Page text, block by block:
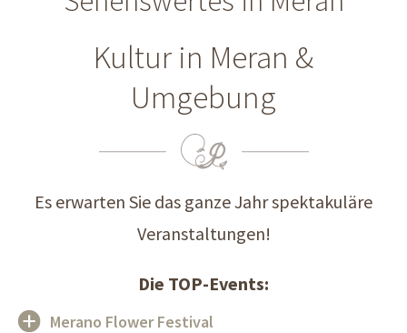
Kultur in Meran &
Umgebung
Es erwarten Sie das ganze Jahr spektakuläre
Veranstaltungen!
Die TOP-Events:
Merano Flower Festival